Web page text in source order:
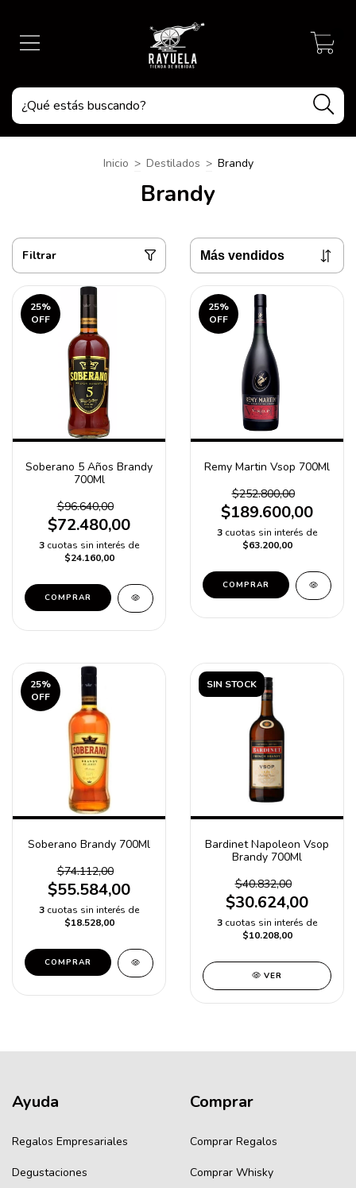
Inicio > Destilados > Brandy
Brandy
Filtrar
25%
OFF
Soberano 5 Años Brandy
700Ml
$96.640,00
$72.480,00
3 cuotas sin interés de
$24.160,00
COMPRAR
25%
OFF
Remy Martin Vsop 700Ml
$252.800,00
$189.600,00
3 cuotas sin interés de
$63.200,00
COMPRAR
25%
OFF
Soberano Brandy 700Ml
$74.112,00
$55.584,00
3 cuotas sin interés de
$18.528,00
COMPRAR
SIN STOCK
Bardinet Napoleon Vsop
Brandy 700Ml
$40.832,00
$30.624,00
3 cuotas sin interés de
$10.208,00
VER
Ayuda
Regalos Empresariales
Degustaciones
Comprar
Comprar Regalos
Comprar Whisky